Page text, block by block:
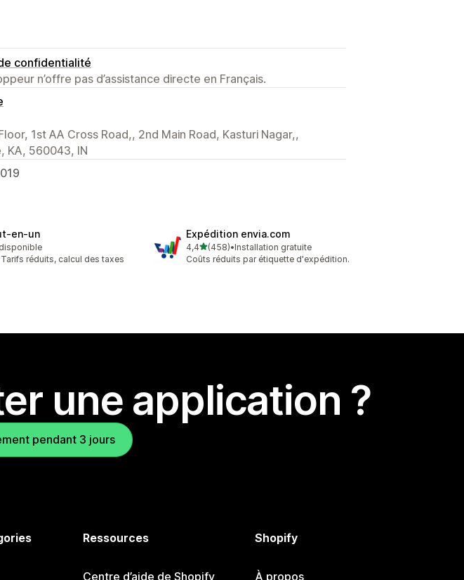
confidentialité
n’offre pas d’assistance directe en Français.
1st AA Cross Road,, 2nd Main Road, Kasturi Nagar,,
KA, 560043, IN
réduits, calcul des taxes
Expédition envia.com
4,4étoile(s) sur 5
(458)
458 avis au total
•Installation gratuite
Coûts réduits par étiquette d'expédition.
une application ?
pendant 3 jours
Ressources
Centre d’aide de Shopify
Shopify
À propos